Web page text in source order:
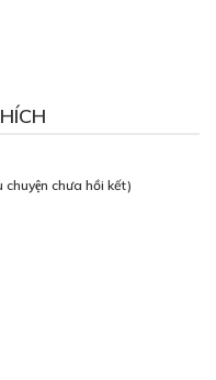
chưa hồi kết)